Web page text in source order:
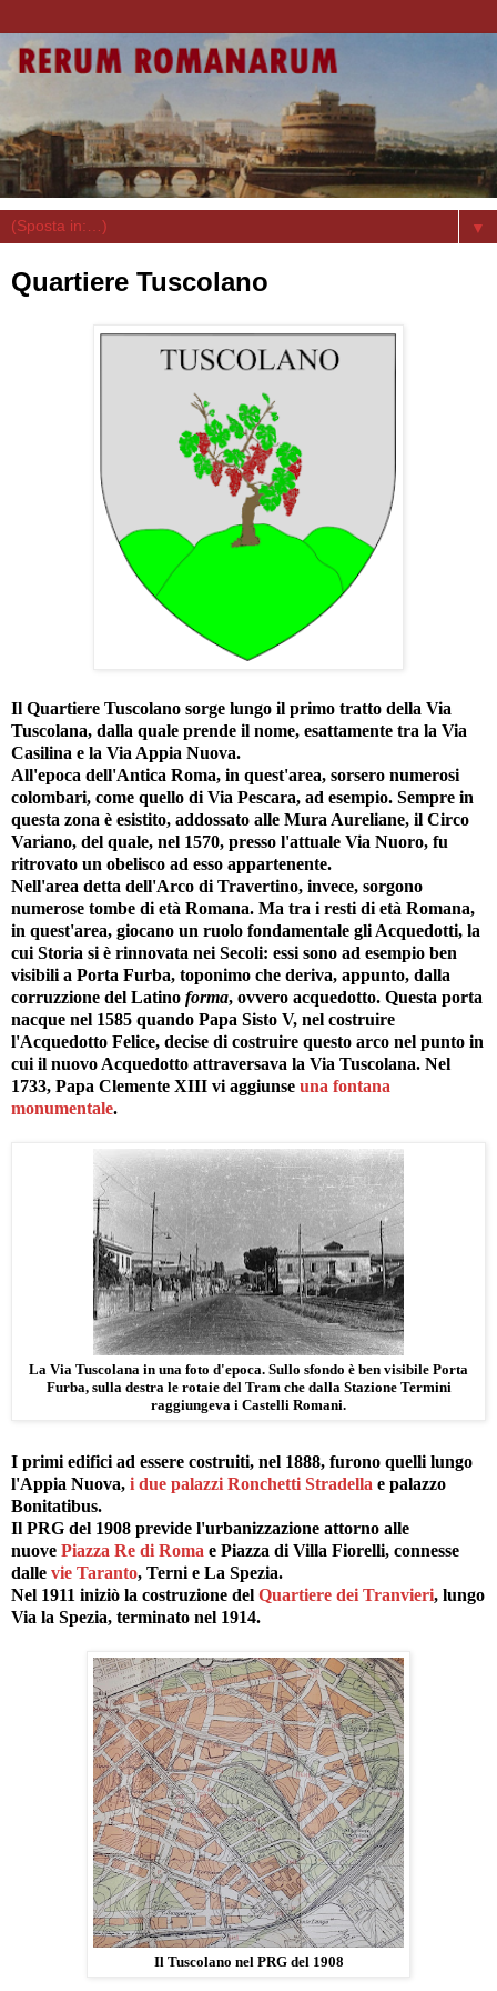
▼
Quartiere Tuscolano
Il Quartiere Tuscolano sorge lungo il primo tratto della Via
Tuscolana, dalla quale prende il nome, esattamente tra la Via
Casilina e la Via Appia Nuova.
All'epoca dell'Antica Roma, in quest'area, sorsero numerosi
colombari, come quello di Via Pescara, ad esempio. Sempre in
questa zona è esistito, addossato alle Mura Aureliane, il Circo
Variano, del quale, nel 1570, presso l'attuale Via Nuoro, fu
ritrovato un obelisco ad esso appartenente.
Nell'area detta dell'Arco di Travertino, invece, sorgono
numerose tombe di età Romana. Ma tra i resti di età Romana,
in quest'area, giocano un ruolo fondamentale gli Acquedotti, la
cui Storia si è rinnovata nei Secoli: essi sono ad esempio ben
visibili a Porta Furba, toponimo che deriva, appunto, dalla
corruzzione del Latino forma, ovvero acquedotto. Questa porta
nacque nel 1585 quando Papa Sisto V, nel costruire
l'Acquedotto Felice, decise di costruire questo arco nel punto in
cui il nuovo Acquedotto attraversava la Via Tuscolana. Nel
1733, Papa Clemente XIII vi aggiunse una fontana
monumentale.
La Via Tuscolana in una foto d'epoca. Sullo sfondo è ben visibile Porta
Furba, sulla destra le rotaie del Tram che dalla Stazione Termini
raggiungeva i Castelli Romani.
I primi edifici ad essere costruiti, nel 1888, furono quelli lungo
l'Appia Nuova, i due palazzi Ronchetti Stradella e palazzo
Bonitatibus.
Il PRG del 1908 previde l'urbanizzazione attorno alle
nuove Piazza Re di Roma e Piazza di Villa Fiorelli, connesse
dalle vie Taranto, Terni e La Spezia.
Nel 1911 iniziò la costruzione del Quartiere dei Tranvieri, lungo
Via la Spezia, terminato nel 1914.
Il Tuscolano nel PRG del 1908